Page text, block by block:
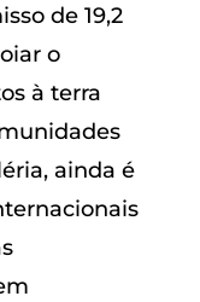
de 19,2
o
à terra
ainda é